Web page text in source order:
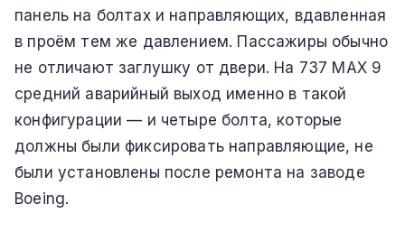
панель на болтах и направляющих, вдавленная
в проём тем же давлением. Пассажиры обычно
не отличают заглушку от двери. На 737 MAX 9
средний аварийный выход именно в такой
конфигурации — и четыре болта, которые
должны были фиксировать направляющие, не
были установлены после ремонта на заводе
Boeing.